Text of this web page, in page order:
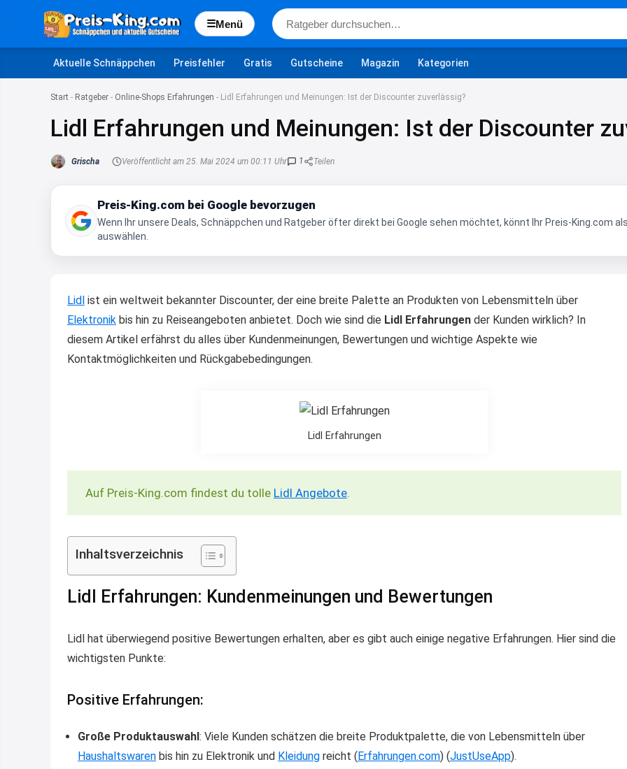
☰Menü
Aktuelle Schnäppchen Preisfehler Gratis Gutscheine Magazin Kategorien
Start - Ratgeber - Online-Shops Erfahrungen - Lidl Erfahrungen und Meinungen: Ist der Discounter zuverlässig?
Lidl Erfahrungen und Meinungen: Ist der Discounter
Grischa Veröffentlicht am 25. Mai 2024 um 00:11 Uhr 1 Teilen
Preis-King.com bei Google bevorzugen
Wenn Ihr unsere Deals, Schnäppchen und Ratgeber öfter direkt bei Google sehen möchtet, könnt Ihr Preis-King.com
auswählen.
Lidl ist ein weltweit bekannter Discounter, der eine breite Palette an Produkten von Lebensmitteln über
Elektronik bis hin zu Reiseangeboten anbietet. Doch wie sind die Lidl Erfahrungen der Kunden wirklich? In
diesem Artikel erfährst du alles über Kundenmeinungen, Bewertungen und wichtige Aspekte wie
Kontaktmöglichkeiten und Rückgabebedingungen.
Lidl Erfahrungen
Auf Preis-King.com findest du tolle Lidl Angebote.
Inhaltsverzeichnis
Lidl Erfahrungen: Kundenmeinungen und Bewertungen
Lidl hat überwiegend positive Bewertungen erhalten, aber es gibt auch einige negative Erfahrungen. Hier sind die
wichtigsten Punkte:
Positive Erfahrungen:
Große Produktauswahl: Viele Kunden schätzen die breite Produktpalette, die von Lebensmitteln über
Haushaltswaren bis hin zu Elektronik und Kleidung reicht​ (Erfahrungen.com) (JustUseApp)​.